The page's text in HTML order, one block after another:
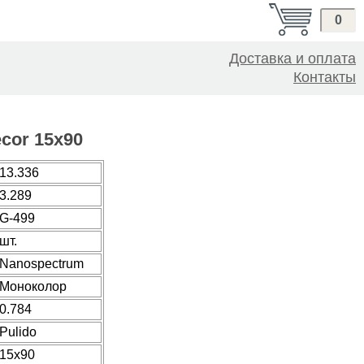
0
Доставка и оплата
Контакты
15x90
13.336
3.289
G-499
шт.
Nanospectrum
Моноколор
0.784
Pulido
15x90